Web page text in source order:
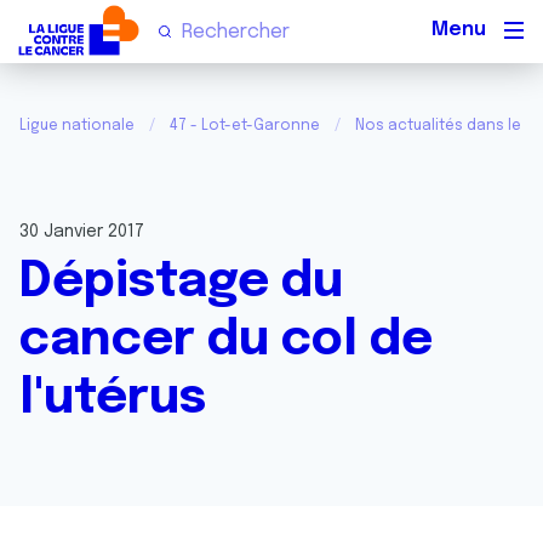
Ligue nationale 47 - Lot-et-Garonne Nos actualités dans le
30 Janvier 2017
Dépistage du
cancer du col de
l'utérus